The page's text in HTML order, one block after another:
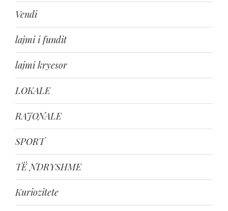
Vendi
lajmi i fundit
lajmi kryesor
LOKALE
RAJONALE
SPORT
TË NDRYSHME
Kuriozitete